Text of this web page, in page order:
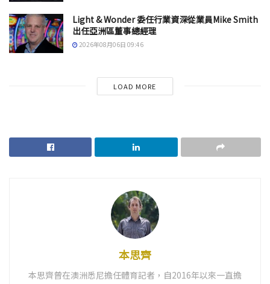
Light & Wonder 委任行業資深從業員Mike Smith
出任亞洲區董事總經理
2026年08月06日 09:46
LOAD MORE
本思齊
本思齊曾在澳洲悉尼擔任體育記者，自2016年以來一直擔